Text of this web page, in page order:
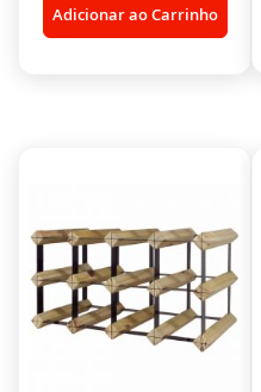
Adicionar ao Carrinho